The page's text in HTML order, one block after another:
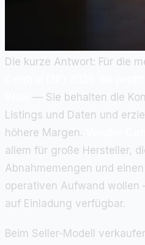
Die kurze Antwort: Für die
— Sie behalten die
Listings und Daten und
höhere Margen.
allem für große Hersteller,
Abnahmemengen und
operativen Aufwand
auf Einladung verfügbar.
Beim Seller-Modell